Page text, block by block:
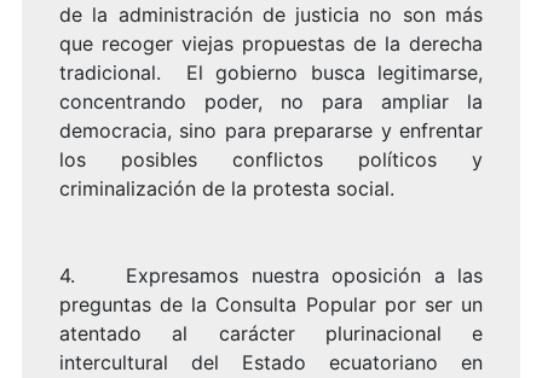
de la administración de justicia no son más
que recoger viejas propuestas de la derecha
tradicional. El gobierno busca legitimarse,
concentrando poder, no para ampliar la
democracia, sino para prepararse y enfrentar
los posibles conflictos políticos y
criminalización de la protesta social.
4. Expresamos nuestra oposición a las
preguntas de la Consulta Popular por ser un
atentado al carácter plurinacional e
intercultural del Estado ecuatoriano en